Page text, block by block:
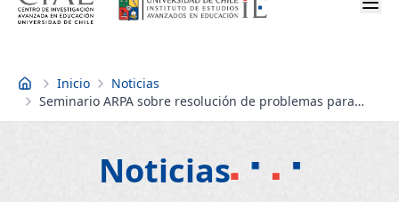
Inicio Inicio
Noticias
Seminario ARPA sobre resolución de problemas para
matemáticas, ciencias y escritura analizó la importancia
Noticias